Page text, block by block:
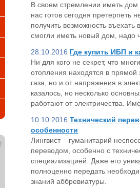
В своем стремлении иметь дом
нас готов сегодня претерпеть
получить возможность
смогли иметь новый дом, надо
28.10.2016 Где купить ИБП и
Ни для кого не секрет, что
отопления находятся в прямой
газа, но и от напряжения в
казалось, но несколько
работают от электричества.
10.10.2016 Технический
особенности
Лингвист – гуманитарий
переводом, особенно с
специализацией. Даже его
полноценно передать
знаний аббревиатуры.